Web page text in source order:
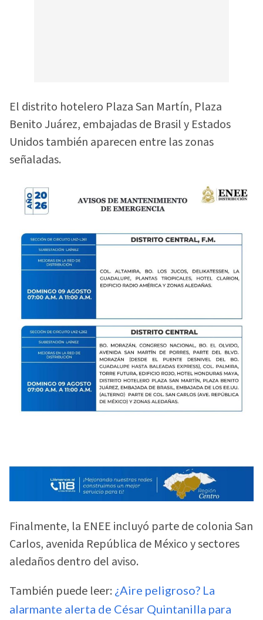
El distrito hotelero Plaza San Martín, Plaza
Benito Juárez, embajadas de Brasil y Estados
Unidos también aparecen entre las zonas
señaladas.
Finalmente, la ENEE incluyó parte de colonia San
Carlos, avenida República de México y sectores
aledaños dentro del aviso.
También puede leer: ¿Aire peligroso? La
alarmante alerta de César Quintanilla para